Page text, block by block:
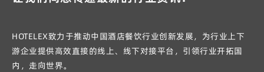
HOTELEX致力于推动中国酒店餐饮行业创新发展，为行业上下
游企业提供高效直接的线上、线下对接平台，引领行业开拓国
内，走向世界。